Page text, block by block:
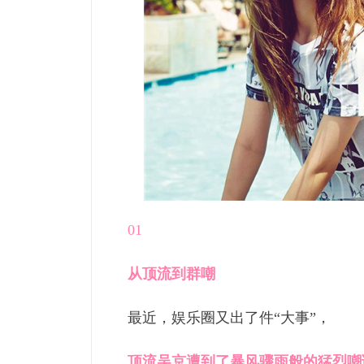
01
从顶流到群嘲
最近，娱乐圈又出了件“大事”，